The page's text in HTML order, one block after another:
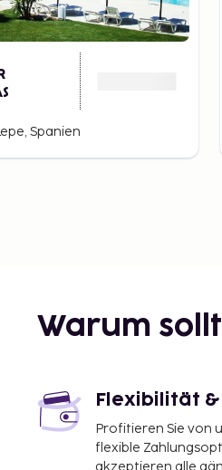
Spanien
Warum
Flexibilität
Profitieren Sie von
flexible
akzeptieren alle